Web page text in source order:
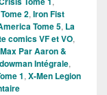
2, Iron Fist
Tome 5, La
comics VF et VO,
Par Aaron &
Intégrale,
1, X-Men Legion